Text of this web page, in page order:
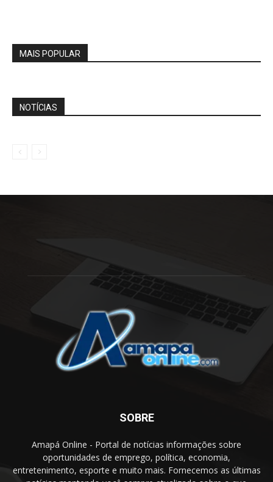
MAIS POPULAR
NOTÍCIAS
SOBRE
Amapá Online - Portal de notícias informações sobre
oportunidades de emprego, política, economia,
entretenimento, esporte e muito mais. Fornecemos as últimas